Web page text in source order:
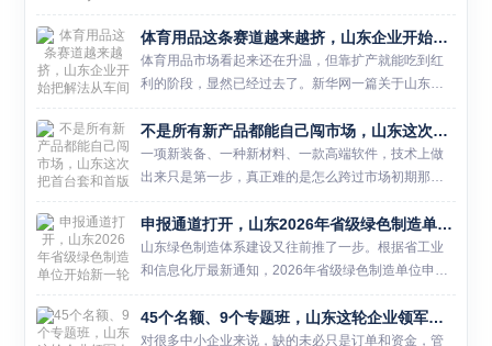
群榜上有名。 这不是一个简单的数字。翻看名单你会
发现，机器人、新材料、高端装备制造、生物材料等
新质生产力...
体育用品这条赛道越来越挤，山东企业开始把解法从车间挪到赛事和数据里
体育用品市场看起来还在升温，但靠扩产就能吃到红
利的阶段，显然已经过去了。新华网一篇关于山东体
育用品产业的报道提到，国内体育用品制造及销售总
产出已突破两万亿元，可行业平均库存周转天数却超
过140天。热闹还在...
不是所有新产品都能自己闯市场，山东这次把首台套和首版次一起拉进保险补偿
一项新装备、一种新材料、一款高端软件，技术上做
出来只是第一步，真正难的是怎么跨过市场初期那道
门槛。山东这次把首台（套）技术装备、首批次新材
料和首版次高端软件放进同一轮保险补偿资格审定
里，说白了，就是想帮这...
申报通道打开，山东2026年省级绿色制造单位开始新一轮遴选
山东绿色制造体系建设又往前推了一步。根据省工业
和信息化厅最新通知，2026年省级绿色制造单位申报
推荐工作已经启动，涉及绿色工厂、绿色工业园区和
绿色供应链管理企业三类主体。对准备冲刺省级示范
的企业和园区来说...
45个名额、9个专题班，山东这轮企业领军人才培训更像一次经营能力补课
对很多中小企业来说，缺的未必只是订单和资金，管